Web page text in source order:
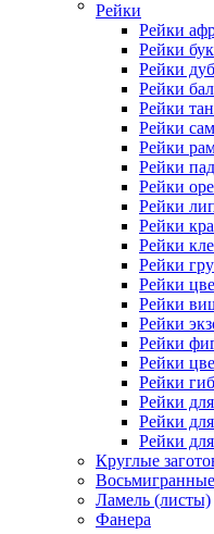
Рейки
Рейки
Рейки бук
Рейки дуб
Рейки
Рейки
Рейки
Рейки
Рейки
Рейки
Рейки
Рейки
Рейки
Рейки
Рейки
Рейки
Рейки
Рейки
Рейки
Рейки
Рейки
Рейки
Рейки
Круглые
Ламель (листы)
Фанера